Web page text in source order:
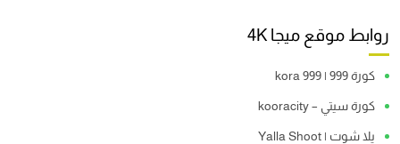
روابط موقع ميجا 4K
كورة 999 | kora 999
كورة سيتي – kooracity
يلا شوت | Yalla Shoot